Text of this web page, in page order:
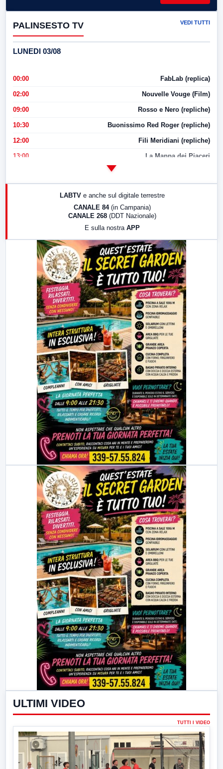
PALINSESTO TV VEDI TUTTI
LUNEDI 03/08
00:00 FabLab (replica)
02:00 Nouvelle Vouge (Film)
09:00 Rosso e Nero (repliche)
10:30 Buonissimo Red Roger (repliche)
12:00 Fili Meridiani (repliche)
13:00 La Mappa dei Piaceri
17:00 LabNews (replica)
LabNews (replica)
LABTV e anche sul digitale terrestre
CANALE 84 (in Campania)
CANALE 268 (DDT Nazionale)
E sulla nostra APP
ULTIMI VIDEO
TUTTI I VIDEO